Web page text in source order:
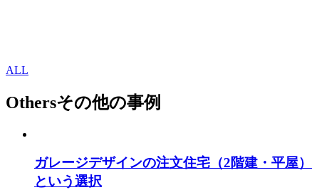
ALL
Othersその他の事例
ガレージデザインの注文住宅（2階建・平屋）
という選択